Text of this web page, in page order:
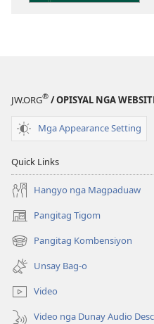
JW.ORG® / OPISYAL NGA
Mga Appearance Setting
Quick Links
Hangyo nga Magpaduaw
Pangitag Tigom
(mo-
open
ug
bag-
ong
window)
Pangitag Kombensiyon
(mo-
open
ug
bag-
ong
window)
Unsay Bag-o
Video
Video nga Dunay Audio